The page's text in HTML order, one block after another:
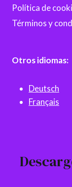
Política de
Términos y
Otros idiomas:
Deutsch
Français